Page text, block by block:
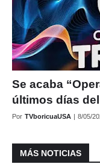
Se acaba
últimos días
Por TVboricuaUSA | 8/05/
MÁS NOTICIAS